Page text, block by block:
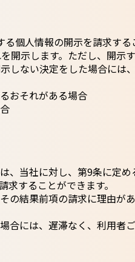
個人情報の開示を請求する
開示します。ただし、開示
しない決定をした場合には
おそれがある場合
、当社に対し、第9条に定
することができます。
の結果前項の請求に理由が
合には、遅滞なく、利用者